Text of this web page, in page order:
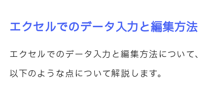
エクセルでのデータ入力と編集方法
エクセルでのデータ入力と編集方法について、
以下のような点について解説します。